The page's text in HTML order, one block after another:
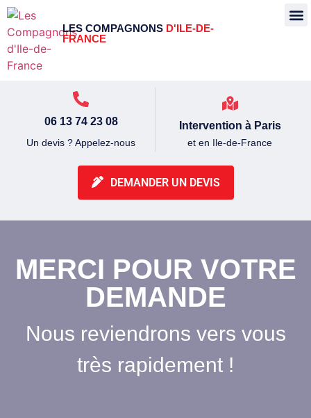
LES COMPAGNONS D'ILE-DE-
FRANCE
06 13 74 23 08
Un devis ? Appelez-nous
Intervention à Paris
et en Ile-de-France
DEMANDER UN DEVIS
MERCI POUR VOTRE
DEMANDE
Nous reviendrons vers vous
très rapidement !